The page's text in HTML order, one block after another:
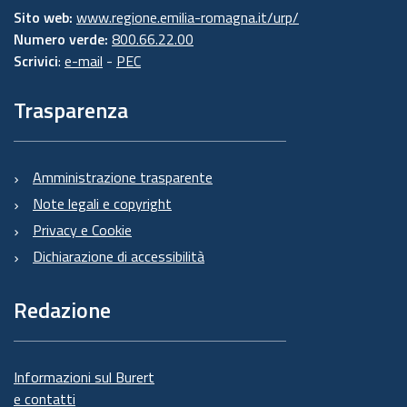
Sito web: www.regione.emilia-romagna.it/urp/
Numero verde: 800.66.22.00
Scrivici: e-mail - PEC
Trasparenza
Amministrazione trasparente
Note legali e copyright
Privacy e Cookie
Dichiarazione di accessibilità
Redazione
Informazioni sul Burert
e contatti